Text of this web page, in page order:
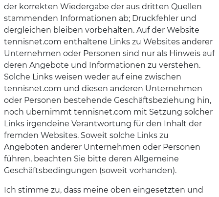
der korrekten Wiedergabe der aus dritten Quellen
stammenden Informationen ab; Druckfehler und
dergleichen bleiben vorbehalten. Auf der Website
tennisnet.com enthaltene Links zu Websites anderer
Unternehmen oder Personen sind nur als Hinweis auf
deren Angebote und Informationen zu verstehen.
Solche Links weisen weder auf eine zwischen
tennisnet.com und diesen anderen Unternehmen
oder Personen bestehende Geschäftsbeziehung hin,
noch übernimmt tennisnet.com mit Setzung solcher
Links irgendeine Verantwortung für den Inhalt der
fremden Websites. Soweit solche Links zu
Angeboten anderer Unternehmen oder Personen
führen, beachten Sie bitte deren Allgemeine
Geschäftsbedingungen (soweit vorhanden).
Ich stimme zu, dass meine oben eingesetzten und